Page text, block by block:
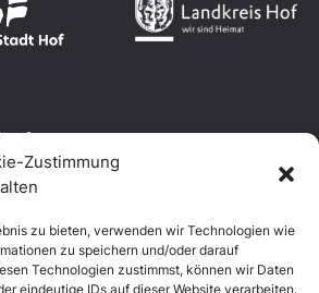
Zustimmung
zu bieten, verwenden wir Technologien wie
zu speichern und/oder darauf
Technologien zustimmst, können wir Daten
eindeutige IDs auf dieser Website verarbeiten.